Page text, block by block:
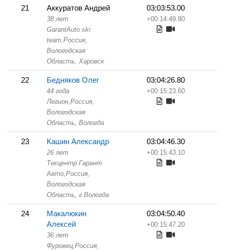
21 Аккуратов Андрей
38 лет
GarantAuto ski
team,Россия,
Вологодская
Область, Харовск
03:03:53.00
+00:14:49.80
22 Бедняков Олег
44 года
Легион,Россия,
Вологодская
Область, Вологда
03:04:26.80
+00:15:23.60
23 Кашин Александр
26 лет
Техцентр Гарант
Авто,Россия,
Вологодская
Область, г.Вологда
03:04:46.30
+00:15:43.10
24
Макалюкин
Алексей
36 лет
Фуровец,Россия,
03:04:50.40
+00:15:47.20